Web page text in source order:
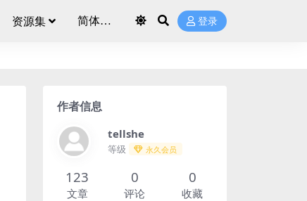
资源集 登录
作者信息
tellshe
等级 永久会员
123
文章
0
评论
0
收藏